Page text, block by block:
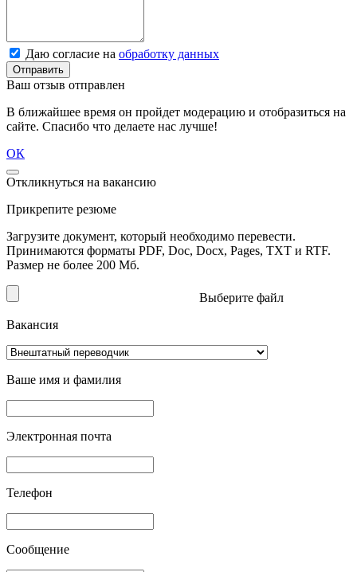
Даю согласие на обработку данных
Отправить
Ваш отзыв отправлен
В ближайшее время он пройдет модерацию и отобразиться на
сайте. Спасибо что делаете нас лучше!
ОК
Откликнуться на вакансию
Прикрепите резюме
Загрузите документ, который необходимо перевести.
Принимаются форматы PDF, Doc, Docx, Pages, TXT и RTF.
Размер не более 200 Мб.
Выберите файл
Вакансия
Ваше имя и фамилия
Электронная почта
Телефон
Сообщение